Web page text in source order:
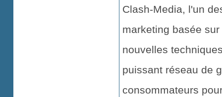
Clash-Media, l'un
marketing basée
nouvelles
puissant réseau de
consommateurs